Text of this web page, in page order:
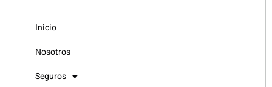
Inicio
Nosotros
Seguros